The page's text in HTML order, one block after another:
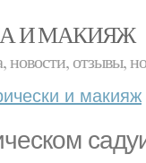
И МАКИЯЖ
отзывы,
и макияж